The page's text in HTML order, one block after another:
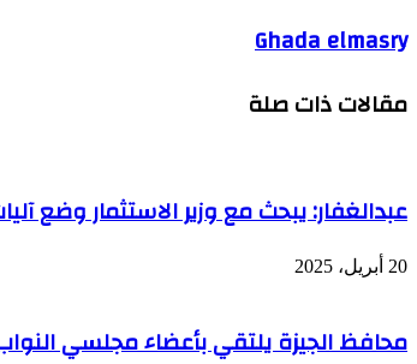
Ghada elmasry
مقالات ذات صلة
عبدالغفار: يبحث مع وزير الاستثمار وضع
20 أبريل، 2025
محافظ الجيزة يلتقي بأعضاء مجلسي